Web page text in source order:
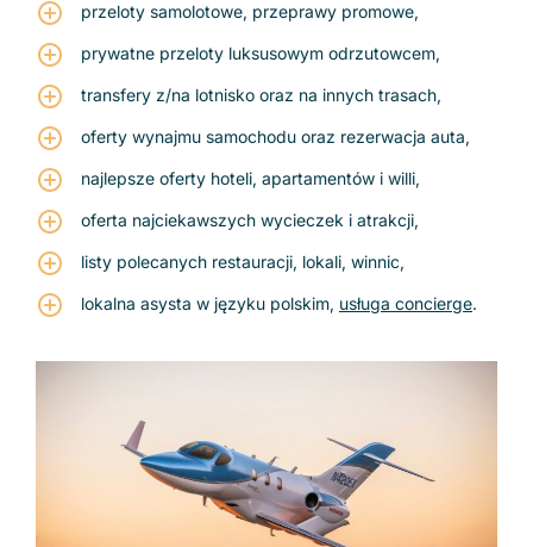
przeloty samolotowe, przeprawy promowe,
prywatne przeloty luksusowym odrzutowcem,
transfery z/na lotnisko oraz na innych trasach,
oferty wynajmu samochodu oraz rezerwacja auta,
najlepsze oferty hoteli, apartamentów i willi,
oferta najciekawszych wycieczek i atrakcji,
listy polecanych restauracji, lokali, winnic,
lokalna asysta w języku polskim, usługa concierge.